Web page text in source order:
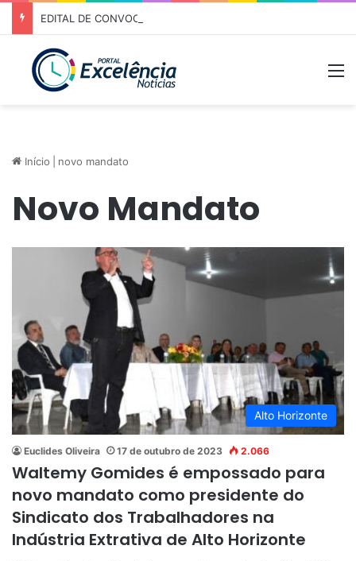
Início novo mandato
Novo Mandato
Alto Horizonte
Euclides Oliveira 17 de outubro de 2023 2.066
Waltemy Gomides é empossado para
novo mandato como presidente do
Sindicato dos Trabalhadores na
Indústria Extrativa de Alto Horizonte